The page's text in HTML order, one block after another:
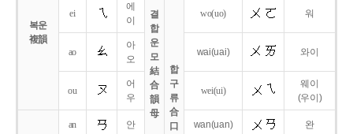
결
합
운
모
結
合
韻
母
복운
複韻
합
구
류
合
口
ei
에
이
wo(uo) 워
ao
아
오
wai(uai) 와이
ou
어
우
wei(ui)
웨이
(우이)
an 안 wan(uan) 완